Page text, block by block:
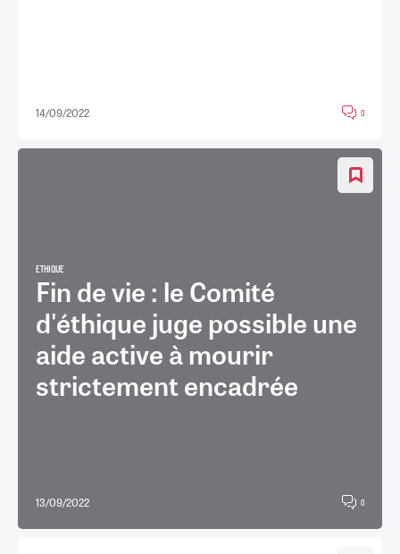
14/09/2022 0
ETHIQUE
Fin de vie : le Comité
d'éthique juge possible une
aide active à mourir
strictement encadrée
13/09/2022 0